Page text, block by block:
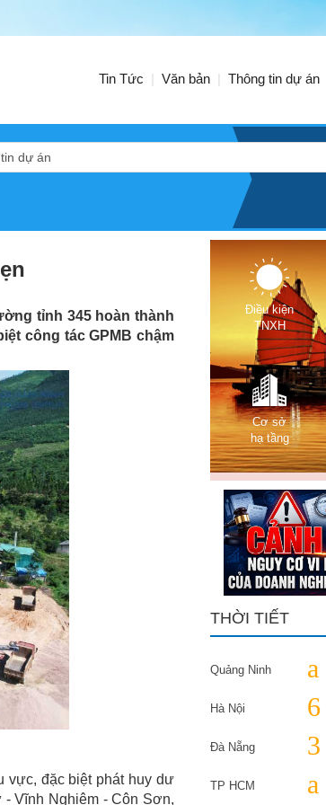
Tin Tức Văn bản Thông tin dự án
tỉnh 345 hoàn thành
công tác GPMB chậm
vực, đặc biệt phát huy dư
Vĩnh Nghiêm - Côn Sơn,
Điều kiện
TNXH
Cơ sở
hạ tầng
THỜI TIẾT
Quảng Ninh
Hà Nội
Đà Nẵng
TP HCM